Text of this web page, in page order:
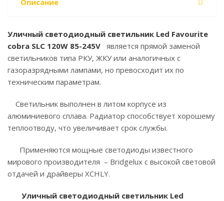
Описание
Уличный светодиодный светильник Led Favourite
cobra SLC 120W 85-245V является прямой заменой
светильников типа РКУ, ЖКУ или аналогичных с
газоразрядными лампами, но превосходит их по
техническим параметрам.
Светильник выполнен в литом корпусе из
алюминиевого сплава. Радиатор способствует хорошему
теплоотводу, что увеличивает срок службы.
Применяются мощные светодиоды известного
мирового производителя – Bridgelux с высокой световой
отдачей и драйверы XCHLY.
Уличный светодиодный светильник Led